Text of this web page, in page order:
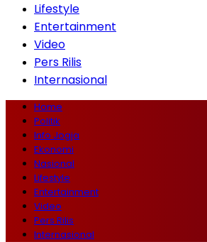
Lifestyle
Entertainment
Video
Pers Rilis
Internasional
Home
Politik
Info Jogja
Ekonomi
Nasional
Lifestyle
Entertainment
Video
Pers Rilis
Internasional